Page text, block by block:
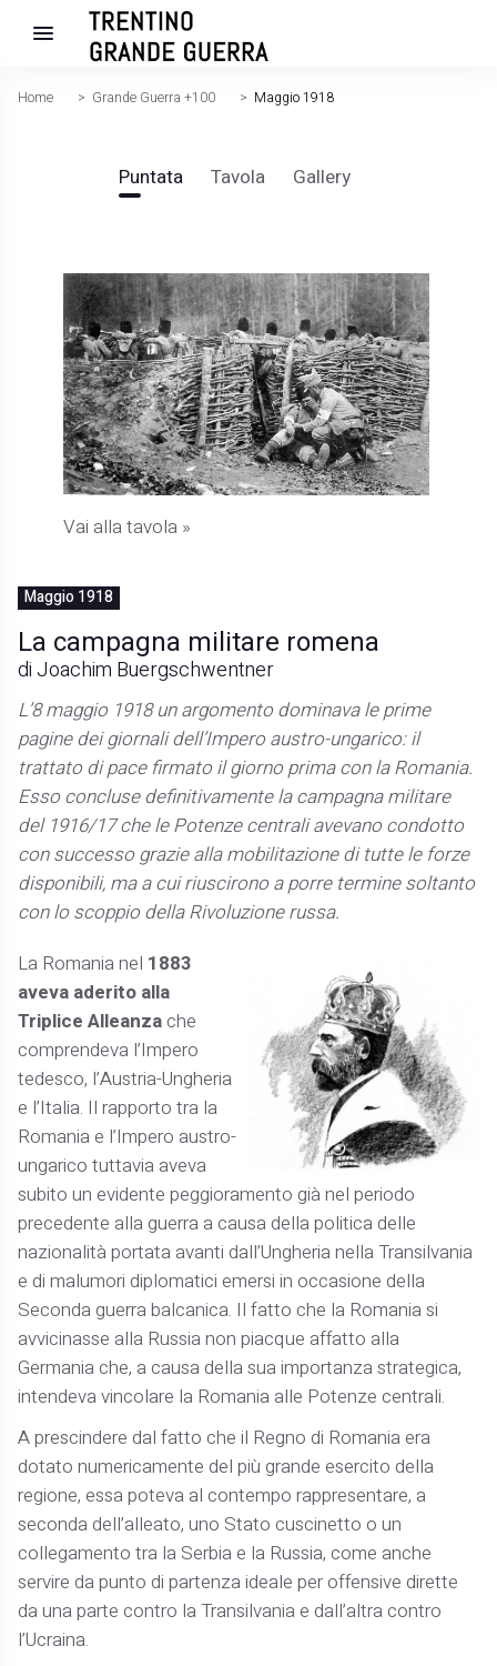
Home > Grande Guerra +100 > Maggio 1918
Puntata Tavola Gallery
Vai alla tavola »
Maggio 1918
La campagna militare romena
di Joachim Buergschwentner
L’8 maggio 1918 un argomento dominava le prime
pagine dei giornali dell’Impero austro-ungarico: il
trattato di pace firmato il giorno prima con la Romania.
Esso concluse definitivamente la campagna militare
del 1916/17 che le Potenze centrali avevano condotto
con successo grazie alla mobilitazione di tutte le forze
disponibili, ma a cui riuscirono a porre termine soltanto
con lo scoppio della Rivoluzione russa.
La Romania nel 1883
aveva aderito alla
Triplice Alleanzache
comprendeva l’Impero
tedesco, l’Austria-Ungheria
e l’Italia. Il rapporto tra la
Romania e l’Impero austro-
ungarico tuttavia aveva
subito un evidente peggioramento già nel periodo
precedente alla guerra a causa della politica delle
nazionalità portata avanti dall’Ungheria nella Transilvania
e di malumori diplomatici emersi in occasione della
Seconda guerra balcanica. Il fatto che la Romania si
avvicinasse alla Russia non piacque affatto alla
Germania che, a causa della sua importanza strategica,
intendeva vincolare la Romania alle Potenze centrali.
A prescindere dal fatto che il Regno di Romania era
dotato numericamente del più grande esercito della
regione, essa poteva al contempo rappresentare, a
seconda dell’alleato, uno Stato cuscinetto o un
collegamento tra la Serbia e la Russia, come anche
servire da punto di partenza ideale per offensive dirette
da una parte contro la Transilvania e dall’altra contro
l’Ucraina.